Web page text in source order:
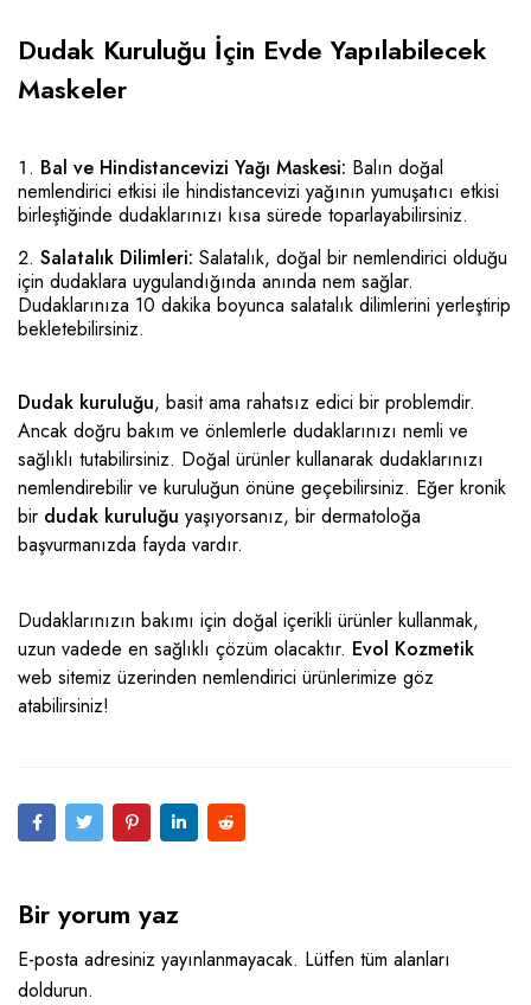
Dudak Kuruluğu İçin Evde Yapılabilecek
Maskeler
Bal ve Hindistancevizi Yağı Maskesi: Balın doğal
nemlendirici etkisi ile hindistancevizi yağının yumuşatıcı etkisi
birleştiğinde dudaklarınızı kısa sürede toparlayabilirsiniz.
Salatalık Dilimleri: Salatalık, doğal bir nemlendirici olduğu
için dudaklara uygulandığında anında nem sağlar.
Dudaklarınıza 10 dakika boyunca salatalık dilimlerini yerleştirip
bekletebilirsiniz.
Dudak kuruluğu, basit ama rahatsız edici bir problemdir.
Ancak doğru bakım ve önlemlerle dudaklarınızı nemli ve
sağlıklı tutabilirsiniz. Doğal ürünler kullanarak dudaklarınızı
nemlendirebilir ve kuruluğun önüne geçebilirsiniz. Eğer kronik
bir dudak kuruluğu yaşıyorsanız, bir dermatoloğa
başvurmanızda fayda vardır.
Dudaklarınızın bakımı için doğal içerikli ürünler kullanmak,
uzun vadede en sağlıklı çözüm olacaktır. Evol Kozmetik
web sitemiz üzerinden nemlendirici ürünlerimize göz
atabilirsiniz!
Bir yorum yaz
E-posta adresiniz yayınlanmayacak. Lütfen tüm alanları
doldurun.